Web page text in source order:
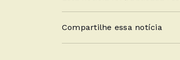
Compartilhe essa notícia